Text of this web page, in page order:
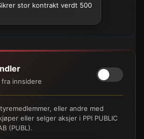
stor kontrakt verdt 500
fra innsidere
eller andre med
eller selger aksjer i PPI PUBLIC
(PUBL).